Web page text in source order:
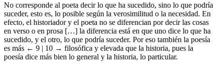
No corresponde al poeta decir lo que ha sucedido, sino lo que podría
suceder, esto es, lo posible según la verosimilitud o la necesidad. En
efecto, el historiador y el poeta no se diferencian por decir las cosas
en verso o en prosa […] la diferencia está en que uno dice lo que ha
sucedido, y el otro, lo que podría suceder. Por eso también la poesía
es más ← 9 | 10 → filosófica y elevada que la historia, pues la
poesía dice más bien lo general y la historia, lo particular.